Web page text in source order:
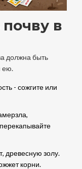
в
должна быть
ею.
- сожгите или
древесную золу.
корни.